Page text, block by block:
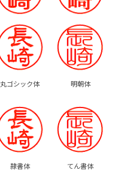
丸ゴシック体 明朝体
隷書体 てん書体